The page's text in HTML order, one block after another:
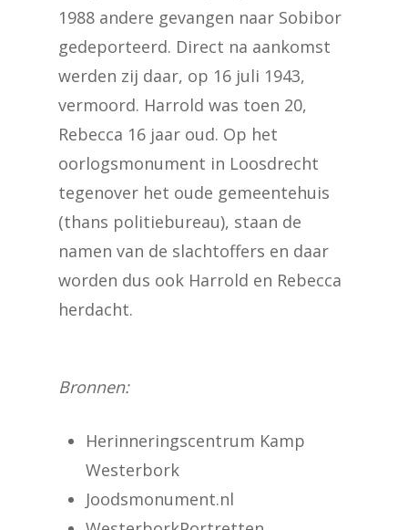
1988 andere gevangen naar Sobibor
gedeporteerd. Direct na aankomst
werden zij daar, op 16 juli 1943,
vermoord. Harrold was toen 20,
Rebecca 16 jaar oud. Op het
oorlogsmonument in Loosdrecht
tegenover het oude gemeentehuis
(thans politiebureau), staan de
namen van de slachtoffers en daar
worden dus ook Harrold en Rebecca
herdacht.
Bronnen:
Herinneringscentrum Kamp
Westerbork
Joodsmonument.nl